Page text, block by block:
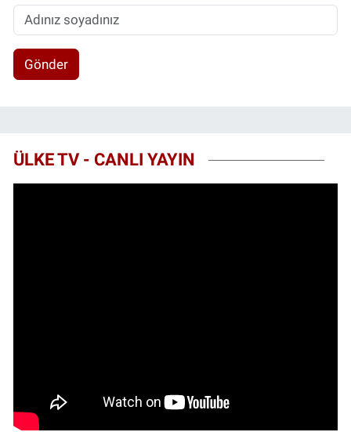
Gönder
ÜLKE TV - CANLI YAYIN